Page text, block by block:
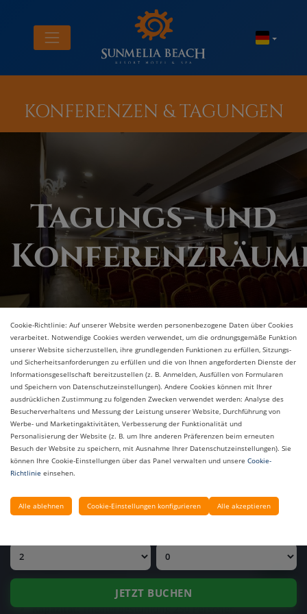
KONFERENZEN & TAGUNGEN
Tagungs- und
Der moderne und elegante Daphne Konferenzsaal im
Sunmelia Beach Resort wurde entwickelt, um den
Anforderungen der Geschäftswelt gerecht zu werden.
m und den Maßen 27 m x 22 m bietet er eine ideale
besondere Veranstaltungen.
Raumeigenschaften:
Fläche:594 m² (27 m Länge, 22 m Breite)
2,8 m
Kapazität:Theaterbestuhlung 250 Personen,
PREIS ANFRAGEN
UNSERE HOTELS
JETZT BUCHEN
Cookie-Richtlinie: Auf unserer Website werden personenbezogene Daten über Cookies
verarbeitet. Notwendige Cookies werden verwendet, um die ordnungsgemäße Funktion
unserer Website sicherzustellen, ihre grundlegenden Funktionen zu erfüllen, Sitzungs-
und Sicherheitsanforderungen zu erfüllen und die von Ihnen angeforderten Dienste der
Informationsgesellschaft bereitzustellen (z. B. Anmelden, Ausfüllen von Formularen
und Speichern von Datenschutzeinstellungen). Andere Cookies können mit Ihrer
ausdrücklichen Zustimmung zu folgenden Zwecken verwendet werden: Analyse des
Besucherverhaltens und Messung der Leistung unserer Website, Durchführung von
Werbe- und Marketingaktivitäten, Verbesserung der Funktionalität und
Personalisierung der Website (z. B. um Ihre anderen Präferenzen beim erneuten
Besuch der Website zu speichern, mit Ausnahme Ihrer Datenschutzeinstellungen). Sie
können Ihre Cookie-Einstellungen über das Panel verwalten und unsere Cookie-
Richtlinie einsehen.
Alle ablehnen Cookie-Einstellungen konfigurieren Alle akzeptieren